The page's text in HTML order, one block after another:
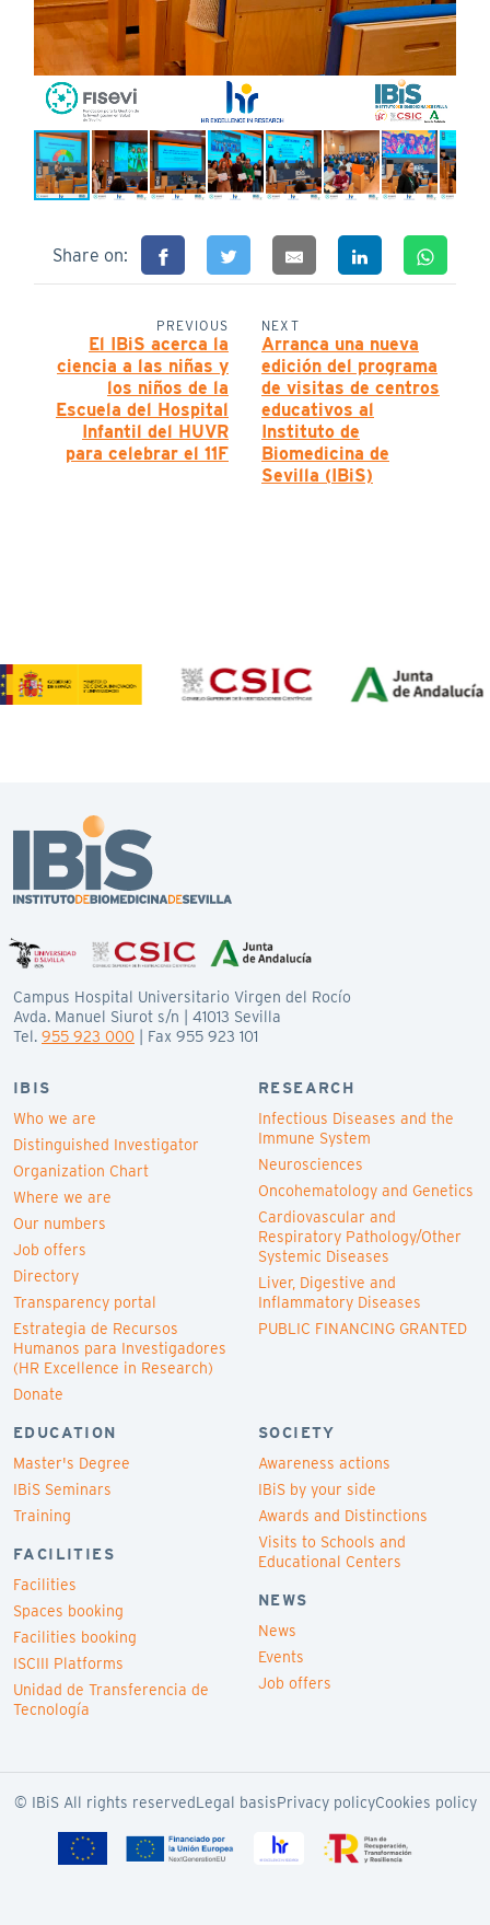
Share on:
PREVIOUS
El IBiS acerca la
ciencia a las niñas y
los niños de la
Escuela del Hospital
Infantil del HUVR
para celebrar el 11F
NEXT
Arranca una nueva
edición del programa
de visitas de centros
educativos al
Instituto de
Biomedicina de
Sevilla (IBiS)
Campus Hospital Universitario Virgen del Rocío
Avda. Manuel Siurot s/n | 41013 Sevilla
Tel. 955 923 000 | Fax 955 923 101
IBIS
Who we are
Distinguished Investigator
Organization Chart
Where we are
Our numbers
Job offers
Directory
Transparency portal
Estrategia de Recursos
Humanos para Investigadores
(HR Excellence in Research)
Donate
RESEARCH
Infectious Diseases and the
Immune System
Neurosciences
Oncohematology and Genetics
Cardiovascular and
Respiratory Pathology/Other
Systemic Diseases
Liver, Digestive and
Inflammatory Diseases
PUBLIC FINANCING GRANTED
EDUCATION
Master's Degree
IBiS Seminars
Training
FACILITIES
Facilities
Spaces booking
Facilities booking
ISCIII Platforms
Unidad de Transferencia de
Tecnología
SOCIETY
Awareness actions
IBiS by your side
Awards and Distinctions
Visits to Schools and
Educational Centers
NEWS
News
Events
Job offers
© IBiS All rights reservedLegal basisPrivacy policyCookies policy